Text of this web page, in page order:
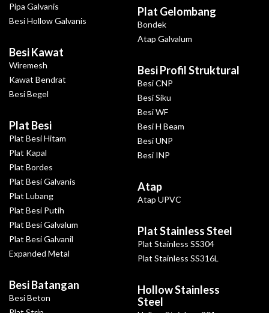
Pipa Galvanis
Besi Hollow Galvanis
Besi Kawat
Wiremesh
Kawat Bendrat
Besi Begel
Plat Besi
Plat Besi Hitam
Plat Kapal
Plat Bordes
Plat Besi Galvanis
Plat Lubang
Plat Besi Putih
Plat Besi Galvalum
Plat Besi Galvanil
Expanded Metal
Besi Batangan
Besi Beton
Plat Gelombang
Bondek
Atap Galvalum
Besi Profil Struktural
Besi CNP
Besi Siku
Besi WF
Besi H Beam
Besi UNP
Besi INP
Atap
Atap UPVC
Plat Stainless Steel
Plat Stainless SS304
Plat Stainless SS316L
Hollow Stainless
Steel